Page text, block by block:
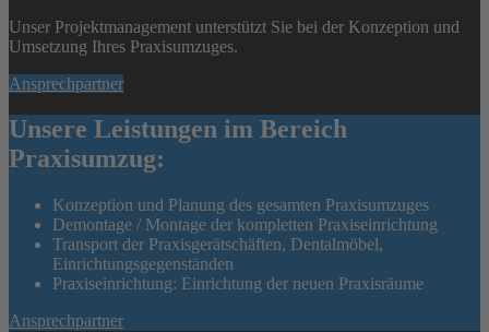
Unser Projektmanagement unterstützt Sie bei der Konzeption und
Umsetzung Ihres Praxisumzuges.
Ansprechpartner
Unsere Leistungen im Bereich
Praxisumzug:
Konzeption und Planung des gesamten Praxisumzuges
Demontage / Montage der kompletten Praxiseinrichtung
Transport der Praxisgerätschäften, Dentalmöbel,
Einrichtungsgegenständen
Praxiseinrichtung: Einrichtung der neuen Praxisräume
Ansprechpartner